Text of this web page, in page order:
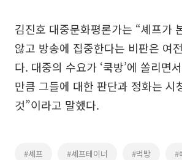
김진호 대중문화평론가는 “셰프가
않고 방송에 집중한다는 비판은 여
다. 대중의 수요가 ‘쿡방’에 쏠리면
만큼 그들에 대한 판단과 정화는 시
것”이라고 말했다.
#셰프 #셰프테이너 #먹방 #